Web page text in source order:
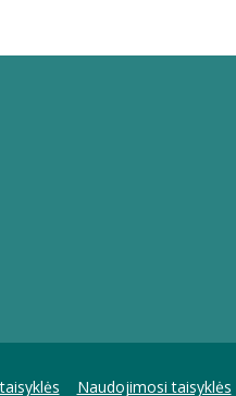
Naudojimosi taisyklės